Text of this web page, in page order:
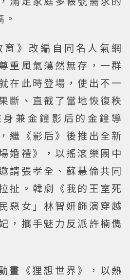
》改編自同名人氣網
重風氣蕩然無存，一群
在此時登場，使出不一
斷、直截了當地恢復秩
兼金鐘影后的金鐘導
繼《影后》後推出全新
婚禮》，以搖滾樂團中
請張孝全、蘇慧倫共同
扯。韓劇《我的王室死
惡女」林智妍飾演穿越
，攜手魅力反派許楠儁
畫《狸想世界》，以熱